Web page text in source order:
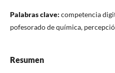
Palabras clave: competencia
pofesorado de química,
Resumen